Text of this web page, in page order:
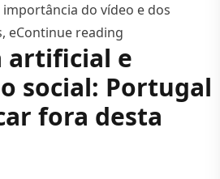
do vídeo e dos
eContinue reading
artificial e
social: Portugal
fora desta